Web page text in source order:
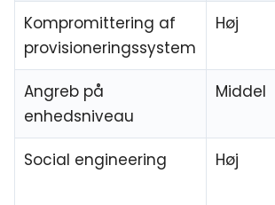
Kompromittering af
provisioneringssystem
Høj
Angreb på
enhedsniveau
Middel
Social engineering Høj